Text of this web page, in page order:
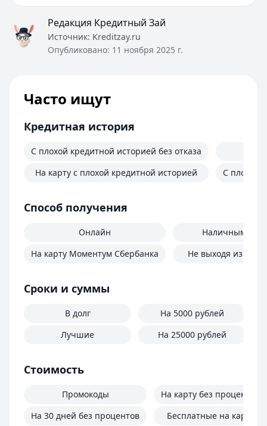
Редакция Кредитный Зай
Источник: Kreditzay.ru
Опубликовано: 11 ноября 2025 г.
Часто ищут
Кредитная история
С плохой кредитной историей без отказа
На карту с плохой кредитной историей
С плохой
Способ получения
Онлайн
На карту Моментум Сбербанка
Наличными
Не выходя из дома
Сроки и суммы
В долг
Лучшие
На 5000 рублей
На 25000 рублей
Стоимость
Промокоды
На 30 дней без процентов
На карту без процентов
Бесплатные на карту